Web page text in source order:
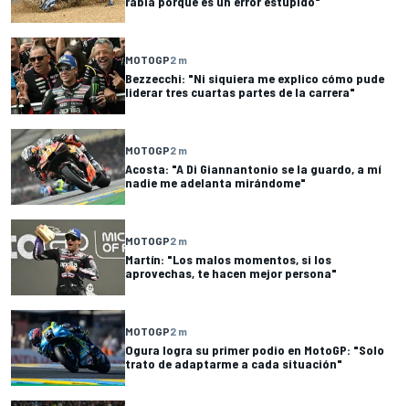
MOTOGP2 m
Bezzecchi: "Ni siquiera me explico cómo pude
liderar tres cuartas partes de la carrera"
MOTOGP2 m
Acosta: "A Di Giannantonio se la guardo, a mí
nadie me adelanta mirándome"
MOTOGP2 m
Martín: "Los malos momentos, si los
aprovechas, te hacen mejor persona"
MOTOGP2 m
Ogura logra su primer podio en MotoGP: "Solo
trato de adaptarme a cada situación"